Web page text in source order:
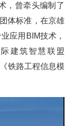
，曾牵头编制了
体标准，在京雄
应用BIM技术，
建筑智慧联盟
铁路工程信息模